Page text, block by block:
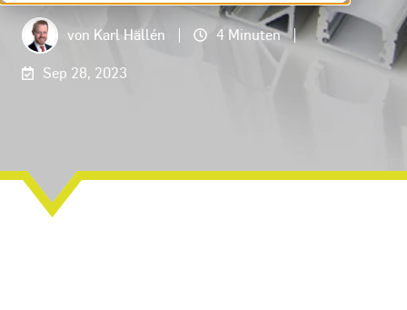
von Karl Hällén 4 Minuten
Sep 28, 2023